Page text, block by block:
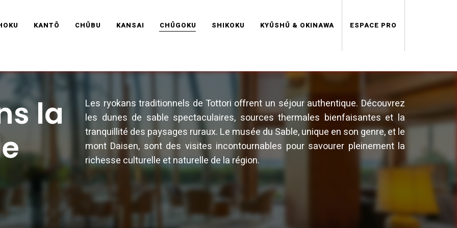
FRANCE
KANTŌ CHŪBU KANSAI CHŪGOKU SHIKOKU KYŪSHŪ & OKINAWA ESPACE PRO
la
Les ryokans traditionnels de Tottori offrent un séjour authentique. Découvrez
les dunes de sable spectaculaires, sources thermales bienfaisantes et la
tranquillité des paysages ruraux. Le musée du Sable, unique en son genre, et le
mont Daisen, sont des visites incontournables pour savourer pleinement la
richesse culturelle et naturelle de la région.